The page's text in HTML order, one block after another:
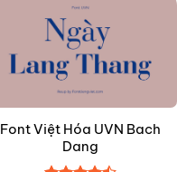
Font Việt Hóa UVN Bach
Dang